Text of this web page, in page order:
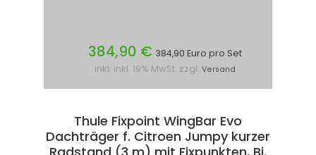
384,90 € 384,90 Euro pro Set
inkl. inkl. 19% MwSt. zzgl. Versand
Thule Fixpoint WingBar Evo
Dachträger f. Citroen Jumpy kurzer